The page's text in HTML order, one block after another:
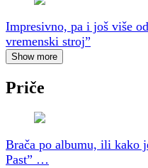
Impresivno, pa i još više
vremenski stroj”
Show more
Priče
Brača po albumu, ili kako
Past” …